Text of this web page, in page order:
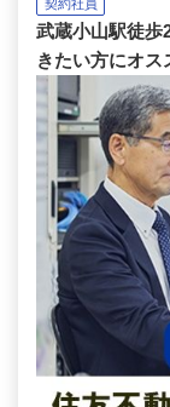
契約社員
武蔵小山駅徒歩
きたい方にオス